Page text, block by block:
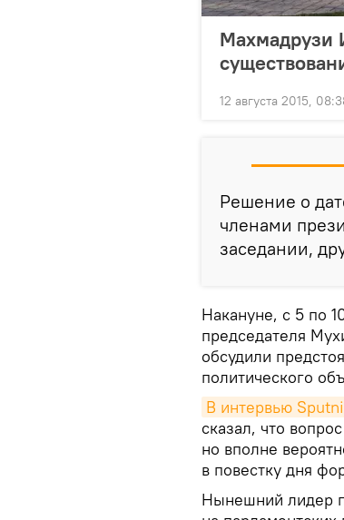
Махмадрузи
12 августа 2015,
Решение о
членами
заседании,
Накануне, с 5 по
председателя
обсудили
политического
В интервью
сказал, что
но вполне
в повестку дня
Нынешний лидер